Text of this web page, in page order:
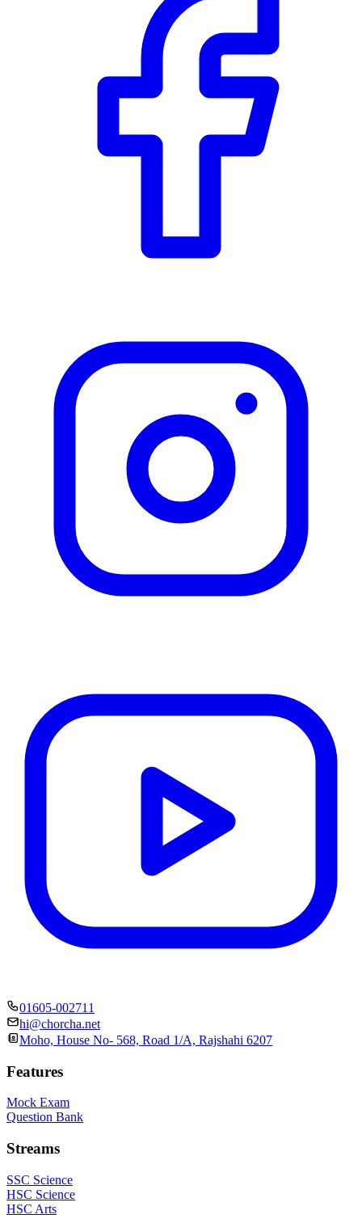
01605-002711
hi@chorcha.net
Moho, House No- 568, Road 1/A, Rajshahi 6207
Features
Mock Exam
Question Bank
Streams
SSC Science
HSC Science
HSC Arts